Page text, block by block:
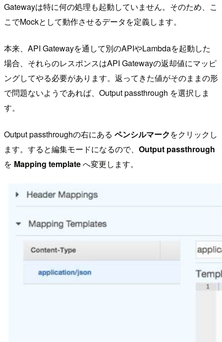
Gatewayは特に何の処理も起動していません。そのため、こ
こでMockとして動作させるデータを定義します。
本来、API Gatewayを通して別のAPIやLambdaを起動した
場合、それらのレスポンスはAPI Gatewayの返却値にマッピ
ングしてやる必要があります。返ってきた値がそのままの形
で問題ないようであれば、Output passthrough を選択しま
す。
Output passthroughの右にある ペンシルマークをクリックし
ます。すると編集モードになるので、 Output passthrough
を Mapping templateへ変更します。